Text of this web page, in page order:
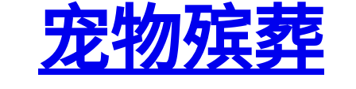
宠物殡葬